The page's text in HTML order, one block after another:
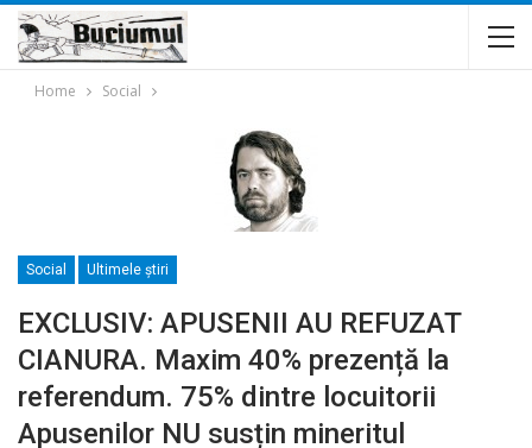
Home Social
Social Ultimele ştiri
EXCLUSIV: APUSENII AU REFUZAT
CIANURA. Maxim 40% prezență la
referendum. 75% dintre locuitorii
Apusenilor NU susțin mineritul